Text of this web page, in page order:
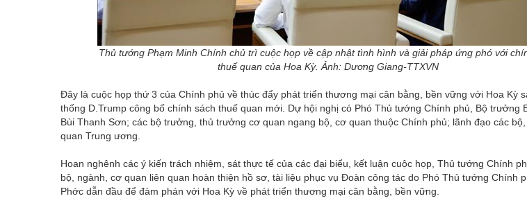
Thủ tướng Phạm Minh Chính chủ trì cuộc họp về cập nhật tình hình và giải pháp ứng phó với
thuế quan của Hoa Kỳ. Ảnh: Dương Giang-TTXVN
Đây là cuộc họp thứ 3 của Chính phủ về thúc đẩy phát triển thương mại cân bằng, bền vững với Hoa Kỳ
thống D.Trump công bố chính sách thuế quan mới. Dự hội nghị có Phó Thủ tướng Chính phủ, Bộ trưởng
Bùi Thanh Sơn; các bộ trưởng, thủ trưởng cơ quan ngang bộ, cơ quan thuộc Chính phủ; lãnh đạo các
quan Trung ương.
Hoan nghênh các ý kiến trách nhiệm, sát thực tế của các đại biểu, kết luận cuộc họp, Thủ tướng Chính
bộ, ngành, cơ quan liên quan hoàn thiện hồ sơ, tài liệu phục vụ Đoàn công tác do Phó Thủ tướng Chính
Phớc dẫn đầu để đàm phán với Hoa Kỳ về phát triển thương mại cân bằng, bền vững.